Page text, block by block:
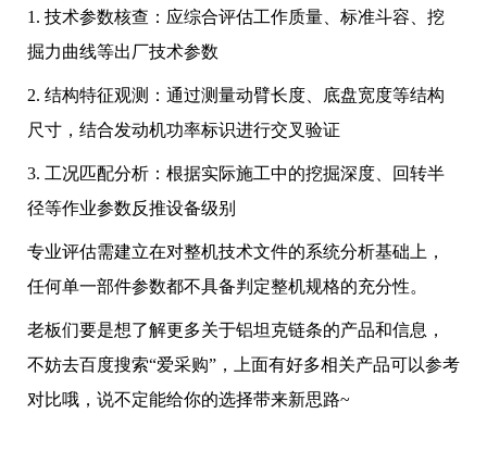
1. 技术参数核查：应综合评估工作质量、标准斗容、挖
掘力曲线等出厂技术参数
2. 结构特征观测：通过测量动臂长度、底盘宽度等结构
尺寸，结合发动机功率标识进行交叉验证
3. 工况匹配分析：根据实际施工中的挖掘深度、回转半
径等作业参数反推设备级别
专业评估需建立在对整机技术文件的系统分析基础上，
任何单一部件参数都不具备判定整机规格的充分性。
老板们要是想了解更多关于铝坦克链条的产品和信息，
不妨去百度搜索“爱采购”，上面有好多相关产品可以参考
对比哦，说不定能给你的选择带来新思路~